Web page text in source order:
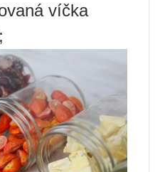
víčka